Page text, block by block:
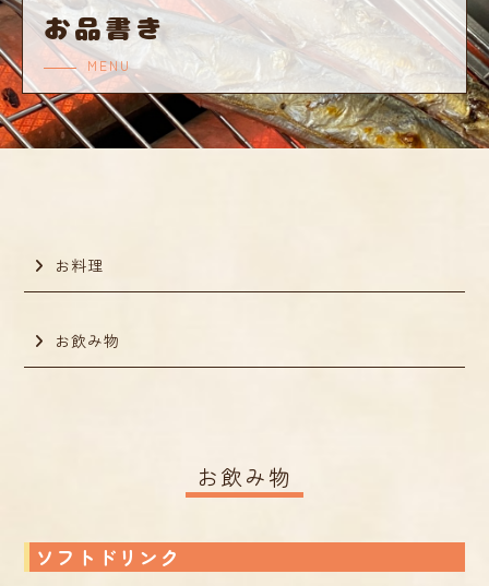
お品書き
MENU
お料理
お飲み物
お飲み物
ソフトドリンク